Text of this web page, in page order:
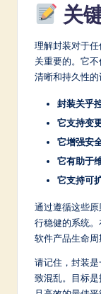
关
理解封装对于
关重要的。它不
清晰和持久性的
封装关乎
它支持变
它增强安
它有助于
它支持可
通过遵循这些
行稳健的系统
软件产品生命周
请记住，封装
致混乱。目标